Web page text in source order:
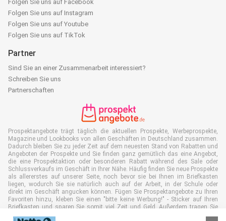
Folgen Sie uns auf Facebook
Folgen Sie uns auf Instagram
Folgen Sie uns auf Youtube
Folgen Sie uns auf TikTok
Partner
Sind Sie an einer Zusammenarbeit interessiert?
Schreiben Sie uns
Partnerschaften
Prospektangebote trägt täglich die aktuellen Prospekte, Werbeprospekte,
Magazine und Lookbooks von allen Geschäften in Deutschland zusammen.
Dadurch bleiben Sie zu jeder Zeit auf dem neuesten Stand von Rabatten und
Angeboten der Prospekte und Sie finden ganz gemütlich das eine Angebot,
die eine Prospektaktion oder besonderen Rabatt während des Sale oder
Schlussverkaufs im Geschäft in Ihrer Nähe. Häufig finden Sie neue Prospekte
als allererstes auf unserer Seite, noch bevor sie bei Ihnen im Briefkasten
liegen, wodurch Sie sie natürlich auch auf der Arbeit, in der Schule oder
direkt im Geschäft angucken können. Fügen Sie Prospektangebote zu Ihren
Favoriten hinzu, kleben Sie einen "bitte keine Werbung!" - Sticker auf Ihren
Briefkasten und sparen Sie somit viel Zeit und Geld. Außerdem tragen Sie